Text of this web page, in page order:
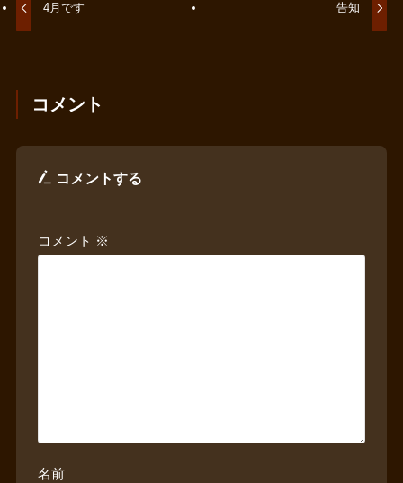
4月です 告知
コメント
コメントする
コメント ※
名前